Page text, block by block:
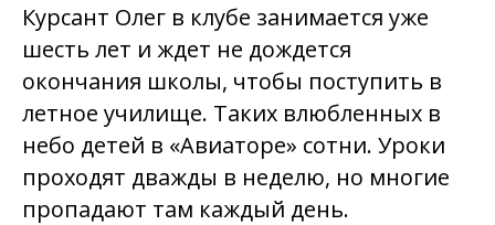
Курсант Олег в клубе занимается уже
шесть лет и ждет не дождется
окончания школы, чтобы поступить в
летное училище. Таких влюбленных в
небо детей в «Авиаторе» сотни. Уроки
проходят дважды в неделю, но многие
пропадают там каждый день.